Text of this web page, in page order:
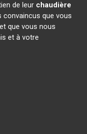
de leur chaudière
convaincus que vous
que vous nous
et à votre